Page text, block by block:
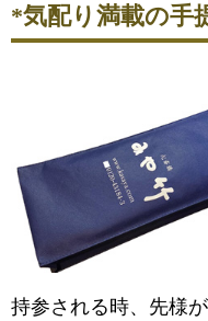
*気配り満載の手
持参される時、先様